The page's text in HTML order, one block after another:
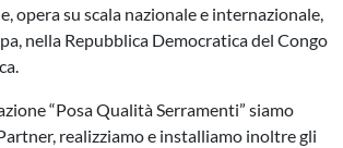
opera su scala nazionale e internazionale,
nella Repubblica Democratica del Congo
“Posa Qualità Serramenti” siamo
realizziamo e installiamo inoltre gli